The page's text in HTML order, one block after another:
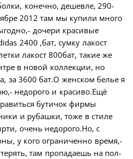
конечно, дешевле, 290-
2012 там мы купили много
дочери красивые
2400 ,бат, сумку лакост
лакост 800бат, такие же
в новой коллекции, но
за 3600 бат.О женском белье я
недорого и красиво.Ещё
бутичок фирмы
и рубашки, тоже в стиле
очень недорого.Но, с
у кого ограниченно время,-
терять, там пропадаешь на пол-